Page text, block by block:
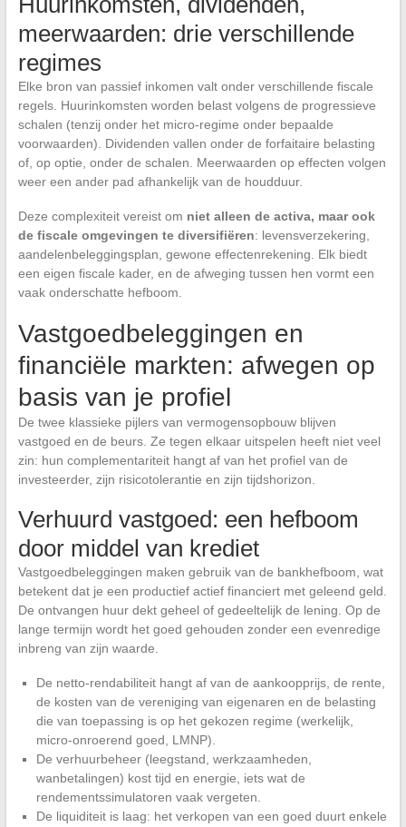
meerwaarden: drie verschillende
regimes
Elke bron van passief inkomen valt onder verschillende fiscale
regels. Huurinkomsten worden belast volgens de progressieve
schalen (tenzij onder het micro-regime onder bepaalde
voorwaarden). Dividenden vallen onder de forfaitaire belasting
of, op optie, onder de schalen. Meerwaarden op effecten volgen
weer een ander pad afhankelijk van de houdduur.
Deze complexiteit vereist om niet alleen de activa, maar ook
de fiscale omgevingen te diversifiëren: levensverzekering,
aandelenbeleggingsplan, gewone effectenrekening. Elk biedt
een eigen fiscale kader, en de afweging tussen hen vormt een
vaak onderschatte hefboom.
Vastgoedbeleggingen en
financiële markten: afwegen op
basis van je profiel
De twee klassieke pijlers van vermogensopbouw blijven
vastgoed en de beurs. Ze tegen elkaar uitspelen heeft niet veel
zin: hun complementariteit hangt af van het profiel van de
investeerder, zijn risicotolerantie en zijn tijdshorizon.
Verhuurd vastgoed: een hefboom
door middel van krediet
Vastgoedbeleggingen maken gebruik van de bankhefboom, wat
betekent dat je een productief actief financiert met geleend geld.
De ontvangen huur dekt geheel of gedeeltelijk de lening. Op de
lange termijn wordt het goed gehouden zonder een evenredige
inbreng van zijn waarde.
De netto-rendabiliteit hangt af van de aankoopprijs, de rente,
de kosten van de vereniging van eigenaren en de belasting
die van toepassing is op het gekozen regime (werkelijk,
micro-onroerend goed, LMNP).
De verhuurbeheer (leegstand, werkzaamheden,
wanbetalingen) kost tijd en energie, iets wat de
rendementssimulatoren vaak vergeten.
De liquiditeit is laag: het verkopen van een goed duurt enkele